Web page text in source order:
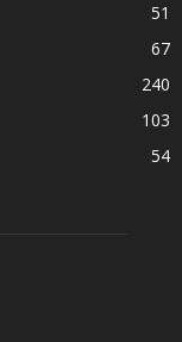
51
67
240
103
54